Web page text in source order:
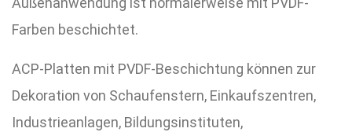
Farben beschichtet.
ACP-Platten mit PVDF-Beschichtung können zur
Dekoration von Schaufenstern, Einkaufszentren,
Industrieanlagen, Bildungsinstituten,